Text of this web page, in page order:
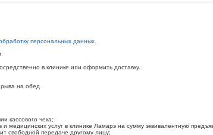
персональных данных
в клинике или оформить доставку.
на обед
кассового чека;
медицинских услуг в клинике Ламарэ на сумму эквивалентную
свободной передаче другому лицу;